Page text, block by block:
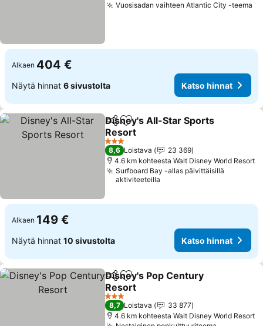
Vuosisadan vaihteen Atlantic City -teema
Alkaen 404 €
Näytä hinnat 6 sivustolta Katso hinnat
Jaa Lisää suosikkeihin
Disney's All-Star Sports
Resort
Katso hinnat
3 Tähtiluokitus
8,6 Loistava
23 369
4.6 km kohteesta Walt Disney World Resort
Surfboard Bay -allas päivittäisillä
aktiviteeteilla
Alkaen 149 €
Näytä hinnat 10 sivustolta Katso hinnat
Jaa Lisää suosikkeihin
Disney's Pop Century
Resort
Katso hinnat
3 Tähtiluokitus
8,7 Loistava
33 877
4.6 km kohteesta Walt Disney World Resort